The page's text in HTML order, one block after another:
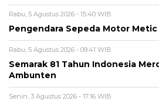
Rabu, 5 Agustus 2026 - 15:40 WIB
Pengendara Sepeda Motor
Rabu, 5 Agustus 2026 - 09:41 WIB
Semarak 81 Tahun Indonesia
Ambunten
Senin, 3 Agustus 2026 - 17:16 WIB